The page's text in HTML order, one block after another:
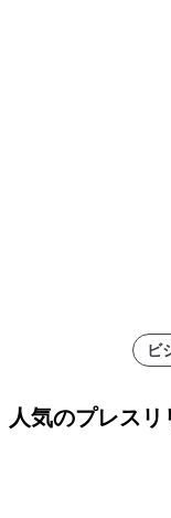
ビ
人気のプレスリ